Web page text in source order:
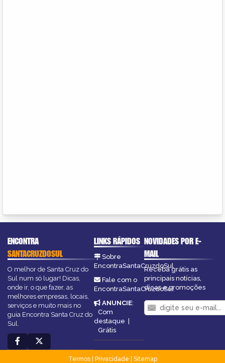
ENCONTRA
SANTACRUZDOSUL
O melhor de Santa Cruz do
Sul num só lugar! Dicas,
onde ir, o que fazer, as
melhores empresas, locais,
serviços e muito mais no
guia Encontra Santa Cruz do
Sul.
LINKS RÁPIDOS
Sobre
EncontraSantaCruzdoSul
Fale com o
EncontraSantaCruzdoSul
ANUNCIE:
Com
destaque |
Grátis
NOVIDADES POR E-
MAIL
Receba grátis as
principais notícias,
dicas e promoções
Termos| Privacidade
Sitemap